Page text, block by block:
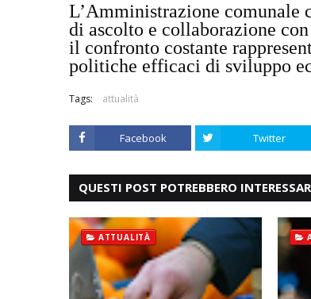
L’Amministrazione comunale
di ascolto e collaborazione
il confronto costante
politiche efficaci di sviluppo
Tags: attualità
Facebook Twitter
QUESTI POST POTREBBERO
ATTUALITÀ